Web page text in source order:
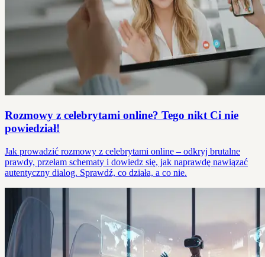
Rozmowy z celebrytami online? Tego nikt Ci nie
powiedział!
Jak prowadzić rozmowy z celebrytami online – odkryj brutalne
prawdy, przełam schematy i dowiedz się, jak naprawdę nawiązać
autentyczny dialog. Sprawdź, co działa, a co nie.